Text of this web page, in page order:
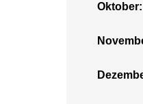
Oktober: